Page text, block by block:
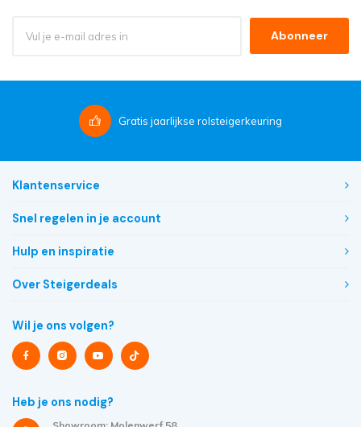
Abonneer
Gratis jaarlijkse rolsteigerkeuring
Klantenservice
Snel regelen in je account
Hulp en inspiratie
Over Steigerdeals
Wil je ons volgen?
Heb je ons nodig?